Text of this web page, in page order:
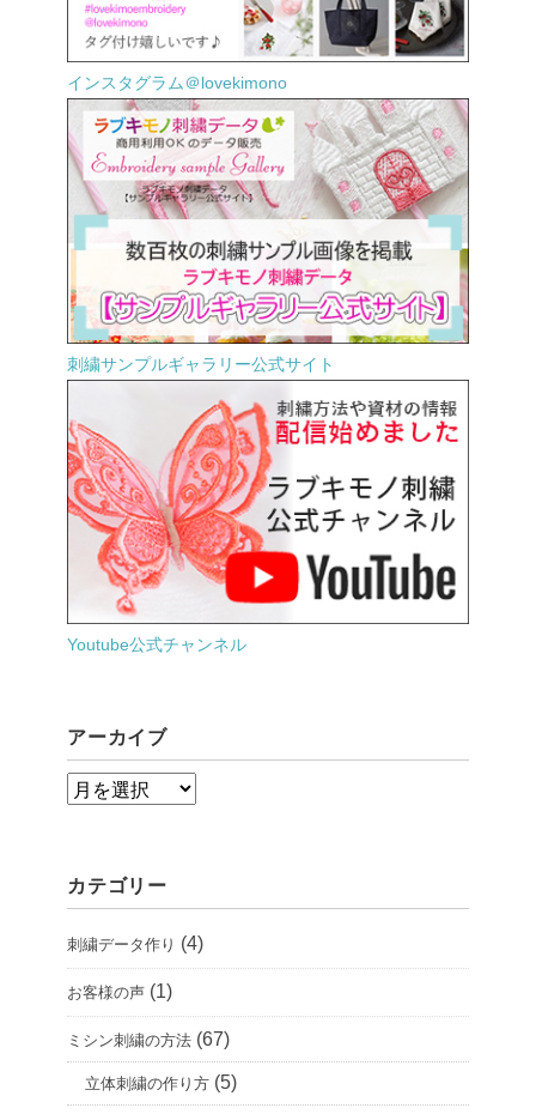
インスタグラム＠lovekimono
刺繍サンプルギャラリー公式サイト
Youtube公式チャンネル
アーカイブ
ア
イ
ブ
カテゴリー
刺繍データ作り (4)
お客様の声 (1)
ミシン刺繍の方法 (67)
立体刺繍の作り方 (5)